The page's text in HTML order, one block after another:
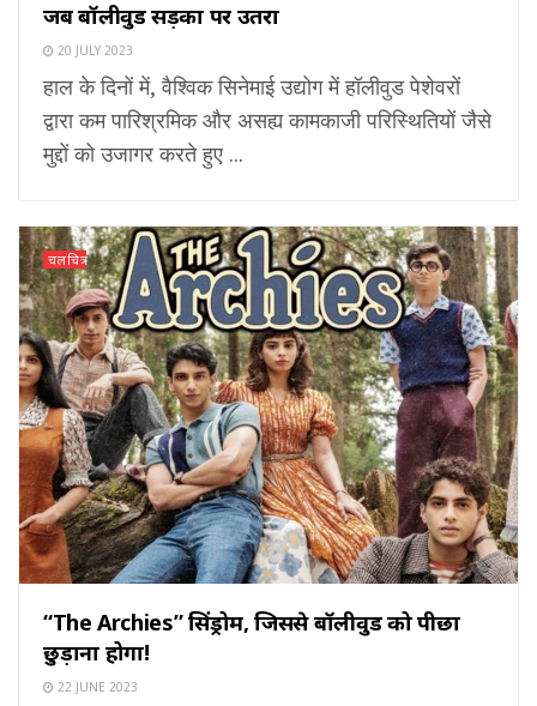
जब बॉलीवुड सड़कों पर उतरा
20 JULY 2023
हाल के दिनों में, वैश्विक सिनेमाई उद्योग में हॉलीवुड पेशेवरों
द्वारा कम पारिश्रमिक और असह्य कामकाजी परिस्थितियों जैसे
मुद्दों को उजागर करते हुए ...
चलचित्र
“The Archies” सिंड्रोम, जिससे बॉलीवुड को पीछा
छुड़ाना होगा!
22 JUNE 2023